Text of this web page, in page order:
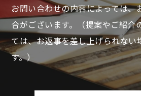
お問い合わせの内容によっては、
合がございます。
（提案やご紹
ては、お返事を差し上げられない
す。）